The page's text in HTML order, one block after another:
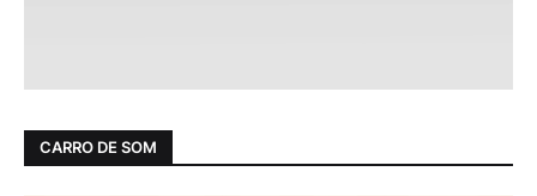
CARRO DE SOM